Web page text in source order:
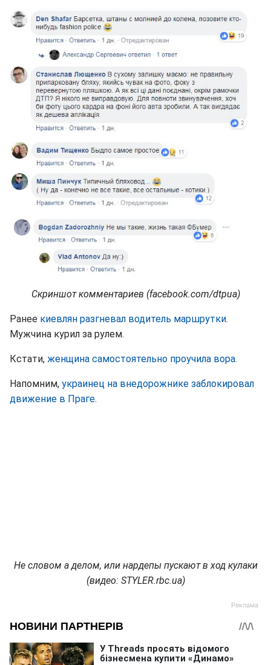
Скриншот комментариев (facebook.com/dtpua)
Ранее киевлян разгневал водитель маршрутки.
Мужчина курил за рулем.
Кстати, женщина самостоятельно проучила вора.
Напомним, украинец на внедорожнике заблокировал
движение в Праге.
Не словом а делом, или нардепы пускают в ход кулаки
(видео: STYLER.rbc.ua)